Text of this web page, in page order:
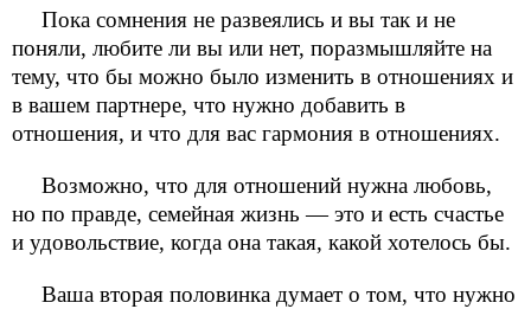
Пока сомнения не развеялись и вы так и не
поняли, любите ли вы или нет, поразмышляйте на
тему, что бы можно было изменить в отношениях и
в вашем партнере, что нужно добавить в
отношения, и что для вас гармония в отношениях.
Возможно, что для отношений нужна любовь,
но по правде, семейная жизнь — это и есть счастье
и удовольствие, когда она такая, какой хотелось бы.
Ваша вторая половинка думает о том, что нужно